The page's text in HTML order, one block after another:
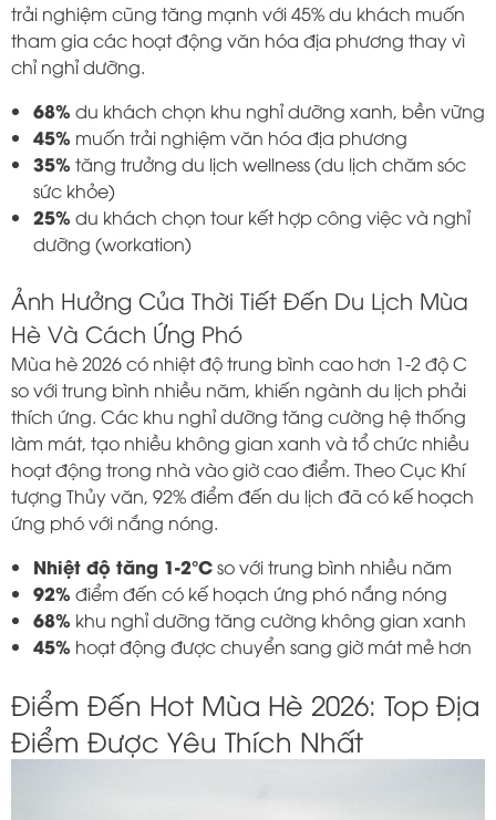
trải nghiệm cũng tăng mạnh với 45% du khách muốn
tham gia các hoạt động văn hóa địa phương thay vì
chỉ nghỉ dưỡng.
68% du khách chọn khu nghỉ dưỡng xanh, bền vững
45% muốn trải nghiệm văn hóa địa phương
35% tăng trưởng du lịch wellness (du lịch chăm sóc
sức khỏe)
25% du khách chọn tour kết hợp công việc và nghỉ
dưỡng (workation)
Ảnh Hưởng Của Thời Tiết Đến Du Lịch Mùa
Hè Và Cách Ứng Phó
Mùa hè 2026 có nhiệt độ trung bình cao hơn 1-2 độ C
so với trung bình nhiều năm, khiến ngành du lịch phải
thích ứng. Các khu nghỉ dưỡng tăng cường hệ thống
làm mát, tạo nhiều không gian xanh và tổ chức nhiều
hoạt động trong nhà vào giờ cao điểm. Theo Cục Khí
tượng Thủy văn, 92% điểm đến du lịch đã có kế hoạch
ứng phó với nắng nóng.
Nhiệt độ tăng 1-2°Cso với trung bình nhiều năm
92% điểm đến có kế hoạch ứng phó nắng nóng
68% khu nghỉ dưỡng tăng cường không gian xanh
45% hoạt động được chuyển sang giờ mát mẻ hơn
Điểm Đến Hot Mùa Hè 2026: Top Địa
Điểm Được Yêu Thích Nhất